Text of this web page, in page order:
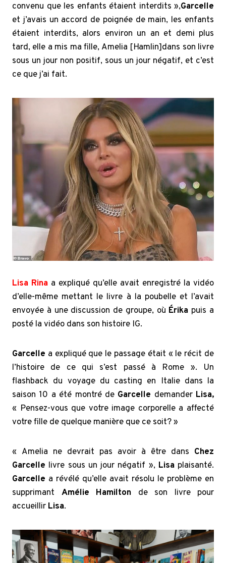
convenu que les enfants étaient interdits »,Garcelle
et j’avais un accord de poignée de main, les enfants
étaient interdits, alors environ un an et demi plus
tard, elle a mis ma fille, Amelia [Hamlin]dans son livre
sous un jour non positif, sous un jour négatif, et c’est
ce que j’ai fait.
Lisa Rina a expliqué qu’elle avait enregistré la vidéo
d’elle-même mettant le livre à la poubelle et l’avait
envoyée à une discussion de groupe, où Érika puis a
posté la vidéo dans son histoire IG.
Garcelle a expliqué que le passage était « le récit de
l’histoire de ce qui s’est passé à Rome ». Un
flashback du voyage du casting en Italie dans la
saison 10 a été montré de Garcelle demander Lisa,
« Pensez-vous que votre image corporelle a affecté
votre fille de quelque manière que ce soit? »
« Amelia ne devrait pas avoir à être dans Chez
Garcelle livre sous un jour négatif », Lisaplaisanté.
Garcelle a révélé qu’elle avait résolu le problème en
supprimant Amélie Hamilton de son livre pour
accueillir Lisa.